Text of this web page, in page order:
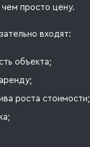
просто цену.
входят:
объекта;
роста стоимости;